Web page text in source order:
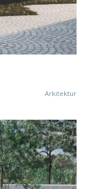
Arkitektur